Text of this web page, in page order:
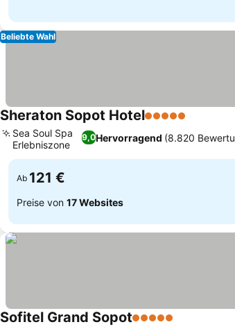
Beliebte Wahl
Sheraton Sopot Hotel5 Sterne
9,0Hervorragend (8.820
Sea Soul Spa
Erlebniszone
Ab 121 €
Preise von 17 Websites
Sofitel Grand Sopot5 Sterne